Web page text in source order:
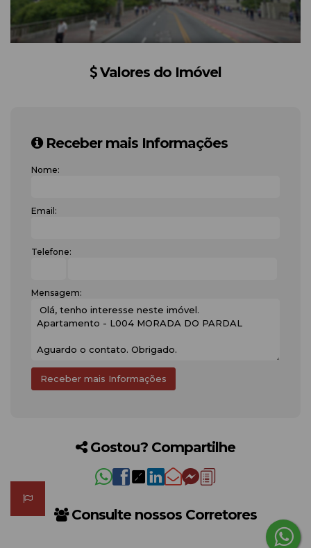
Valores do Imóvel
Receber mais Informações
Nome:
Email:
Telefone:
Mensagem:
Gostou? Compartilhe
Consulte nossos Corretores